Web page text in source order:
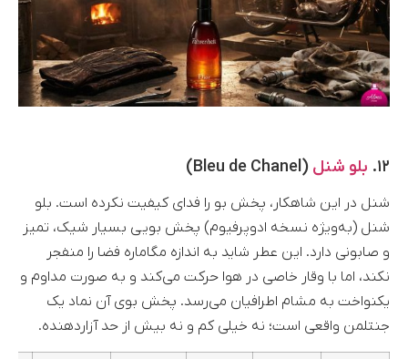
۱۲. بلو شنل (Bleu de Chanel)
شنل در این شاهکار، پخش بو را فدای کیفیت نکرده است. بلو
شنل (به‌ویژه نسخه ادوپرفیوم) پخش بویی بسیار شیک، تمیز
و صابونی دارد. این عطر شاید به اندازه مگاماره فضا را منفجر
نکند، اما با وقار خاصی در هوا حرکت می‌کند و به صورت مداوم و
یکنواخت به مشام اطرافیان می‌رسد. پخش بوی آن نماد یک
جنتلمن واقعی است؛ نه خیلی کم و نه بیش از حد آزاردهنده.